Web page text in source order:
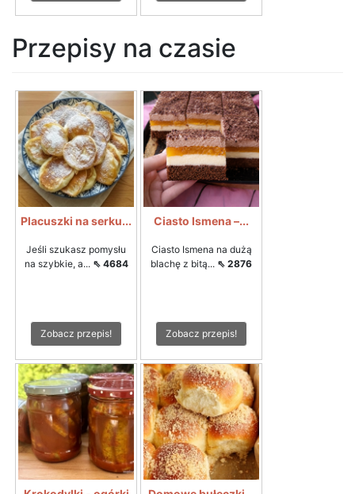
Przepisy na czasie
Placuszki na serku...
Jeśli szukasz pomysłu
na szybkie, a... ⇖ 4684
Zobacz przepis!
Ciasto Ismena –...
Ciasto Ismena na dużą
blachę z bitą... ⇖ 2876
Zobacz przepis!